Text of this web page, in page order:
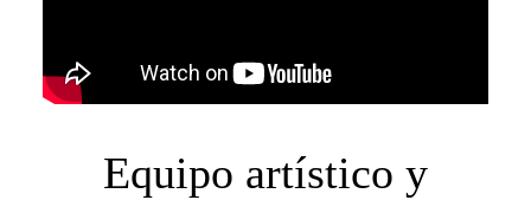
Equipo artístico y